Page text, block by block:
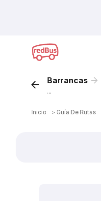
Barrancas
...
Inicio ＞ Guía De Rutas